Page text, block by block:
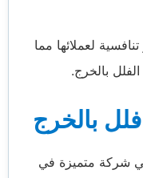
لعملائها مما
بالخرج.
بالخرج
شركة متميزة في